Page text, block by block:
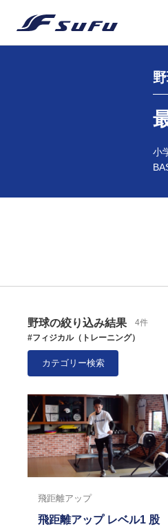
小
野球の絞り込み結果
4件
#フィジカル（トレーニング）
カテゴリー検索
飛距離アップ
飛距離アップ レベル1 股